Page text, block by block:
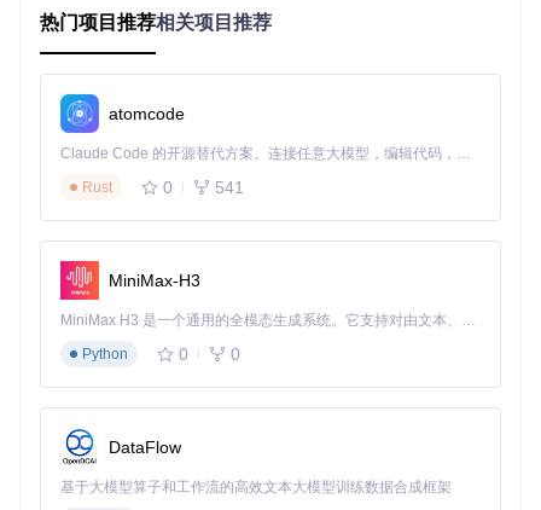
预期结果：在本地获得Ventoy的完整源代码和可执行程序。
3.2 安装Ventoy到U盘
进入项目目录，找到 INSTALL
程序，双击运行（需要管理员权限）。程序启动后会显示当前
连接的所有存储设备。
在设备列表中选择你的U盘，然后根据你的电脑主板类型选择
分区样式：
老旧电脑（2012年前）通常使用MBR分区
点击"安装"按钮，在弹出的确认窗口中点击"确定"开始安装。
成功标识：进度条完成后显示"安装成功"提示，U盘名称变
为"Ventoy"。
热门项目推荐相关项目推荐
atomcode
Claude Code 的开源替代方案。连接任意大模型，编辑代码，运行命令，自动验证 — 全自动执行。用 Rust 构建，极致性能。 ｜ An open-source alternative to Claude Code. Connect any LLM, edit code, run commands, and verify changes — autonomously. Built in Rust for speed. Get Started
Rust
0 541
MiniMax-H3
MiniMax H3 是一个通用的全模态生成系统。它支持对由文本、图像、视频和音频组成的多模态上下文进行统一理解，并能生成分辨率高达 2K、时长可达 15 秒的带原生立体声音频的视频。得益于面向任务泛化的系统设计，H3 在预训练阶段就已具备广泛的多模态上下文理解与生成能力，能够出色地执行复杂的多模态指令。
Python
0 0
DataFlow
基于大模型算子和工作流的高效文本大模型训练数据合成框架